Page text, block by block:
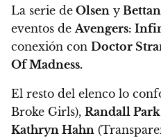
La serie de Olsen y
eventos deAvengers:
conexión con Doctor
Of Madness.
El resto del elenco lo
Broke Girls), Randall Park
Kathryn Hahn